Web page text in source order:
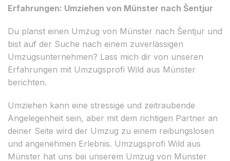
Erfahrungen: Umziehen von Münster nach Šentjur
Du planst einen Umzug von Münster nach Šentjur und
bist auf der Suche nach einem zuverlässigen
Umzugsunternehmen? Lass mich dir von unseren
Erfahrungen mit Umzugsprofi Wild aus Münster
berichten.
Umziehen kann eine stressige und zeitraubende
Angelegenheit sein, aber mit dem richtigen Partner an
deiner Seite wird der Umzug zu einem reibungslosen
und angenehmen Erlebnis. Umzugsprofi Wild aus
Münster hat uns bei unserem Umzug von Münster